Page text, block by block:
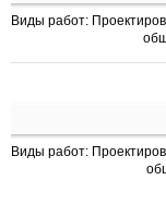
Виды работ:
Виды работ: